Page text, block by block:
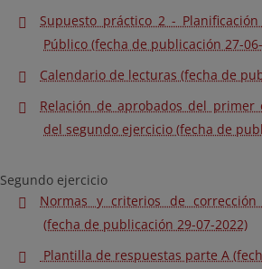
Supuesto práctico 2 -
Público (fecha de publicación 27-
Calendario de lecturas (fecha de
Relación de aprobados del primer
del segundo ejercicio (fecha de
Segundo ejercicio
Normas y criterios de
(fecha de publicación 29-07-2022)
Plantilla de respuestas parte A